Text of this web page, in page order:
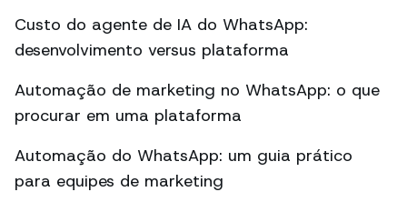
Custo do agente de IA do WhatsApp:
desenvolvimento versus plataforma
Automação de marketing no WhatsApp: o que
procurar em uma plataforma
Automação do WhatsApp: um guia prático
para equipes de marketing